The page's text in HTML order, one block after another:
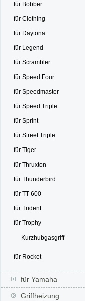
für Bobber
für Clothing
für Daytona
für Legend
für Scrambler
für Speed Four
für Speedmaster
für Speed Triple
für Sprint
für Street Triple
für Tiger
für Thruxton
für Thunderbird
für TT 600
für Trident
für Trophy
Kurzhubgasgriff
für Rocket
für Yamaha
Griffheizung